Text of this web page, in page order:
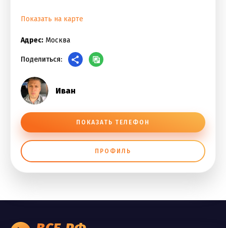
Показать на карте
Адрес: Москва
Поделиться:
Иван
ПОКАЗАТЬ ТЕЛЕФОН
ПРОФИЛЬ